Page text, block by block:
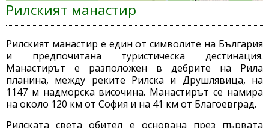
Рилският манастир
Рилският манастир е един от символите на България
и предпочитана туристическа дестинация.
Манастирът е разположен в дебрите на Рила
планина, между реките Рилска и Друшлявица, на
1147 м надморска височина. Манастирът се намира
на около 120 км от София и на 41 км от Благоевград.
Рилската света обител е основана през първата